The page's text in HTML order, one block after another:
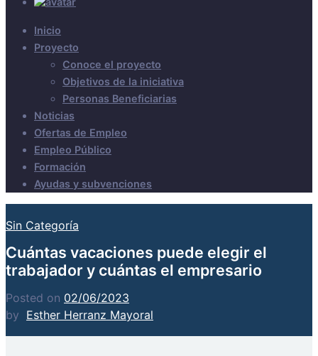
Inicio
Proyecto
Conoce el proyecto
Objetivos de la iniciativa
Personas Beneficiarias
Noticias
Ofertas de Empleo
Empleo Público
Formación
Ayudas y subvenciones
Sin Categoría
Cuántas vacaciones puede elegir el
trabajador y cuántas el empresario
Posted on 02/06/2023
by Esther Herranz Mayoral